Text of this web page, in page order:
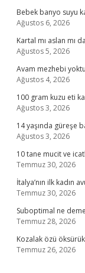
Bebek banyo suyu
Ağustos 6, 2026
Kartal mı aslan mı
Ağustos 5, 2026
Avam mezhebi
Ağustos 4, 2026
100 gram kuzu eti
Ağustos 3, 2026
14 yaşında güreşe
Ağustos 3, 2026
10 tane mucit ve
Temmuz 30, 2026
İtalya’nın ilk kadın
Temmuz 30, 2026
Suboptimal ne
Temmuz 28, 2026
Kozalak özü
Temmuz 26, 2026